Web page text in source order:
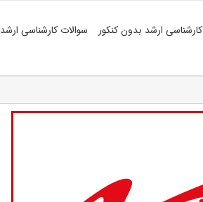
کارشناسی ارشد بدون کنکور سوالات کارشناسی ارشد